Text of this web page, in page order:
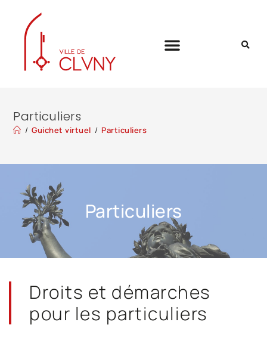
Particuliers
/ Guichet virtuel / Particuliers
Particuliers
Droits et démarches
pour les particuliers